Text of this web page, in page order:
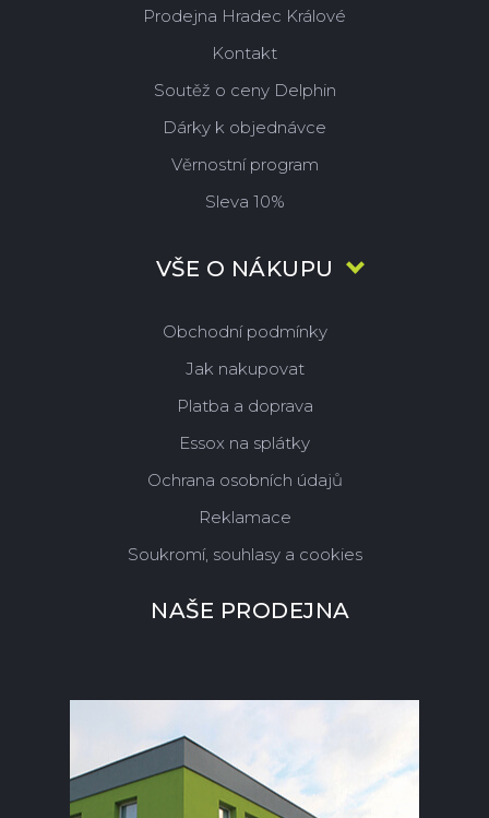
Prodejna Hradec Králové
Kontakt
Soutěž o ceny Delphin
Dárky k objednávce
Věrnostní program
Sleva 10%
VŠE O NÁKUPU
Obchodní podmínky
Jak nakupovat
Platba a doprava
Essox na splátky
Ochrana osobních údajů
Reklamace
Soukromí, souhlasy a cookies
NAŠE PRODEJNA